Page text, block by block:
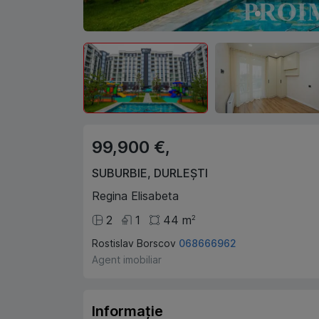
99,900 €,
SUBURBIE, DURLEȘTI
Regina Elisabeta
2
1 44 m2
Rostislav Borscov 068666962
Agent imobiliar
Informație